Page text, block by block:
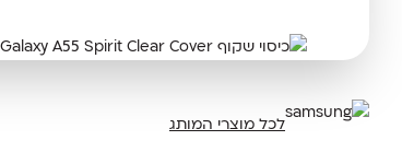
לכל מוצרי המותג